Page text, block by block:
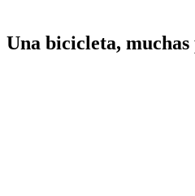
Una bicicleta,